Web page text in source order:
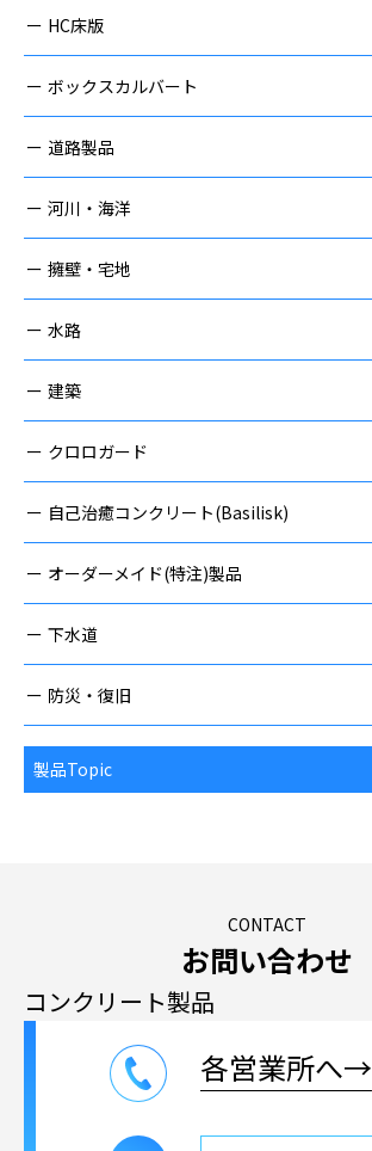
HC床版
ボックスカルバート
道路製品
河川・海洋
擁壁・宅地
水路
建築
クロロガード
自己治癒コンクリート(Basilisk)
オーダーメイド(特注)製品
下水道
防災・復旧
製品Topic
CONTACT
お問い合わせ
コンクリート製品
各営業所へ→